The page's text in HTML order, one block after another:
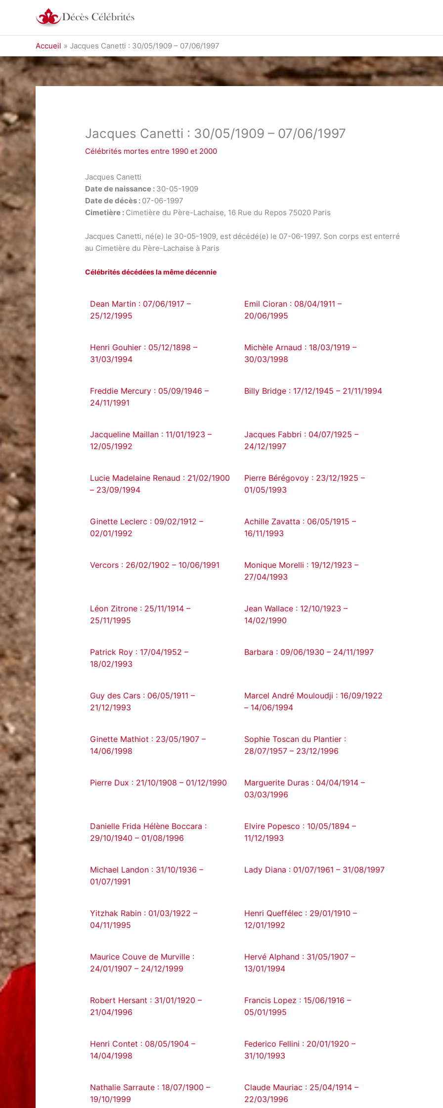
Accueil Jacques Canetti : 30/05/1909 – 07/06/1997
Jacques Canetti : 30/05/1909 – 07/06/1997
Célébrités mortes entre 1990 et 2000
Jacques Canetti
Date de naissance : 30-05-1909
Date de décès : 07-06-1997
Cimetière : Cimetière du Père-Lachaise, 16 Rue du Repos 75020 Paris
Jacques Canetti, né(e) le 30-05-1909, est décédé(e) le 07-06-1997. Son corps est enterré
au Cimetière du Père-Lachaise à Paris
Célébrités décédées la même décennie
Dean Martin : 07/06/1917 –
25/12/1995
Emil Cioran : 08/04/1911 –
20/06/1995
Henri Gouhier : 05/12/1898 –
31/03/1994
Michèle Arnaud : 18/03/1919 –
30/03/1998
Freddie Mercury : 05/09/1946 –
24/11/1991
Billy Bridge : 17/12/1945 – 21/11/1994
Jacqueline Maillan : 11/01/1923 –
12/05/1992
Jacques Fabbri : 04/07/1925 –
24/12/1997
Lucie Madelaine Renaud : 21/02/1900
– 23/09/1994
Pierre Bérégovoy : 23/12/1925 –
01/05/1993
Ginette Leclerc : 09/02/1912 –
02/01/1992
Achille Zavatta : 06/05/1915 –
16/11/1993
Vercors : 26/02/1902 – 10/06/1991
Monique Morelli : 19/12/1923 –
27/04/1993
Léon Zitrone : 25/11/1914 –
25/11/1995
Jean Wallace : 12/10/1923 –
14/02/1990
Patrick Roy : 17/04/1952 –
18/02/1993
Barbara : 09/06/1930 – 24/11/1997
Guy des Cars : 06/05/1911 –
21/12/1993
Marcel André Mouloudji : 16/09/1922
– 14/06/1994
Ginette Mathiot : 23/05/1907 –
14/06/1998
Sophie Toscan du Plantier :
28/07/1957 – 23/12/1996
Pierre Dux : 21/10/1908 – 01/12/1990
Marguerite Duras : 04/04/1914 –
03/03/1996
Danielle Frida Hélène Boccara :
29/10/1940 – 01/08/1996
Elvire Popesco : 10/05/1894 –
11/12/1993
Michael Landon : 31/10/1936 –
01/07/1991
Lady Diana : 01/07/1961 – 31/08/1997
Yitzhak Rabin : 01/03/1922 –
04/11/1995
Henri Queffélec : 29/01/1910 –
12/01/1992
Maurice Couve de Murville :
24/01/1907 – 24/12/1999
Hervé Alphand : 31/05/1907 –
13/01/1994
Robert Hersant : 31/01/1920 –
21/04/1996
Francis Lopez : 15/06/1916 –
05/01/1995
Henri Contet : 08/05/1904 –
14/04/1998
Federico Fellini : 20/01/1920 –
31/10/1993
Nathalie Sarraute : 18/07/1900 –
19/10/1999
Claude Mauriac : 25/04/1914 –
22/03/1996